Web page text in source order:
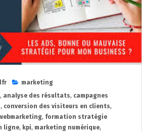
marketing
, analyse des résultats, campagnes
, conversion des visiteurs en clients,
, formation stratégie
ligne, kpi, marketing numérique,